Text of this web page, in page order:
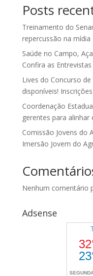
Posts
Treinamento do
repercussão na mídia
Saúde no Campo,
Confira as
Lives do Concurso
disponíveis!
Coordenação
gerentes para alinhar
Comissão Jovens do
Imersão Jovem do
Nenhum comentário
Adsense